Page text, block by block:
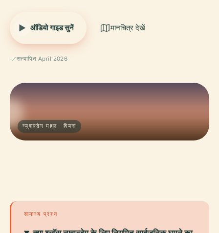
ऑडियो गाइड सुनें मानचित्र देखें
सत्यापित April 2026
न्यूवाल्डेग महल · वियना
सामान्य प्रश्न